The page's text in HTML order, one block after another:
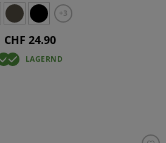
+3
CHF 24.90
LAGERND